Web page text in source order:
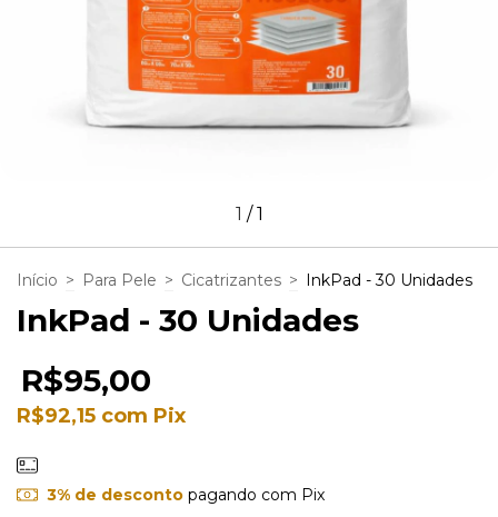
1 /1
Início > Para Pele > Cicatrizantes > InkPad - 30 Unidades
InkPad - 30 Unidades
R$95,00
R$92,15 com Pix
3% de descontopagando com Pix